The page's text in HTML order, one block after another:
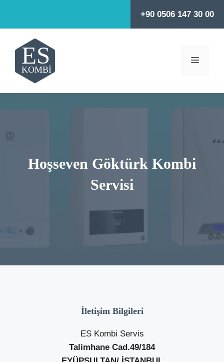
+90 0506 147 30 00
MENÜ
Hoşseven Göktürk Kombi
Servisi
İletişim Bilgileri
ES Kombi Servis
Talimhane Cad.49/184